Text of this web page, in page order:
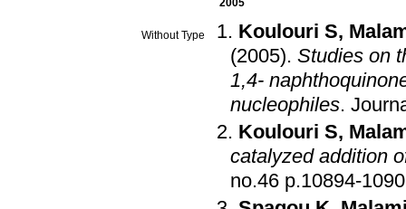
Without Type Koulouri S,
(2005). Studies on
1,4-
nucleophiles.
Koulouri S,
catalyzed addition
no.46 p.10894-